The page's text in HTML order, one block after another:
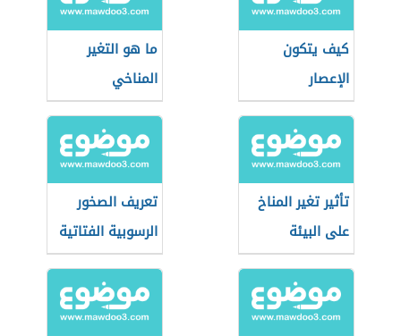
كيف يتكون
الإعصار
ما هو التغير
المناخي
تأثير تغير المناخ
على البيئة
تعريف الصخور
الرسوبية الفتاتية